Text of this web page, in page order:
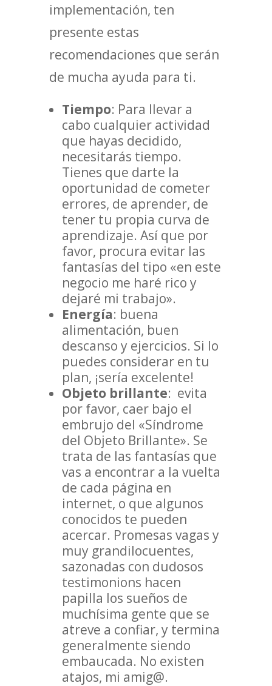
implementación, ten
presente estas
recomendaciones que serán
de mucha ayuda para ti.
Tiempo: Para llevar a
cabo cualquier actividad
que hayas decidido,
necesitarás tiempo.
Tienes que darte la
oportunidad de cometer
errores, de aprender, de
tener tu propia curva de
aprendizaje. Así que por
favor, procura evitar las
fantasías del tipo «en este
negocio me haré rico y
dejaré mi trabajo».
Energía: buena
alimentación, buen
descanso y ejercicios. Si lo
puedes considerar en tu
plan, ¡sería excelente!
Objeto brillante: evita
por favor, caer bajo el
embrujo del «Síndrome
del Objeto Brillante». Se
trata de las fantasías que
vas a encontrar a la vuelta
de cada página en
internet, o que algunos
conocidos te pueden
acercar. Promesas vagas y
muy grandilocuentes,
sazonadas con dudosos
testimonions hacen
papilla los sueños de
muchísima gente que se
atreve a confiar, y termina
generalmente siendo
embaucada. No existen
atajos, mi amig@.